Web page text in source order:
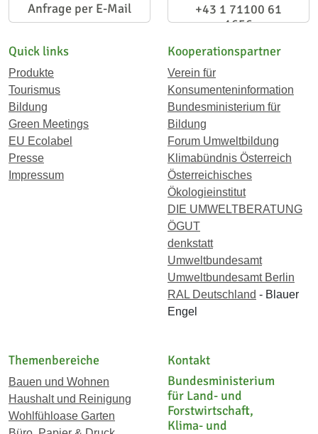
Anfrage per E-Mail
+43 1 71100 61
1656
Quick links
Produkte
Tourismus
Bildung
Green Meetings
EU Ecolabel
Presse
Impressum
Kooperationspartner
Verein für
Konsumenteninformation
Bundesministerium für
Bildung
Forum Umweltbildung
Klimabündnis Österreich
Österreichisches
Ökologieinstitut
DIE UMWELTBERATUNG
ÖGUT
denkstatt
Umweltbundesamt
Umweltbundesamt Berlin
RAL Deutschland - Blauer
Engel
Themenbereiche
Bauen und Wohnen
Haushalt und Reinigung
Wohlfühloase Garten
Kontakt
Bundesministerium
für Land- und
Forstwirtschaft,
Klima- und